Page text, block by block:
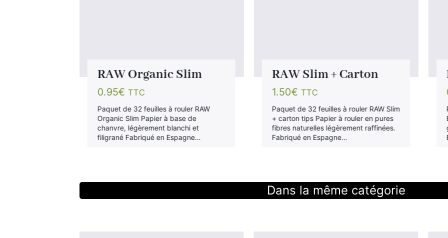
RAW Organic Slim
0.95€ TTC
Paquet de 32 feuilles à rouler RAW
Organic Slim Papier à base de
chanvre, légèrement blanchi et
filigrané Fabriqué en Espagne…
RAW Slim + Carton
1.50€ TTC
Paquet de 32 feuilles à rouler RAW Slim
+ carton tips Papier à rouler en pures
fibres naturelles légèrement raffinées.
Fabriqué en Espagne…
Dans la même catégorie